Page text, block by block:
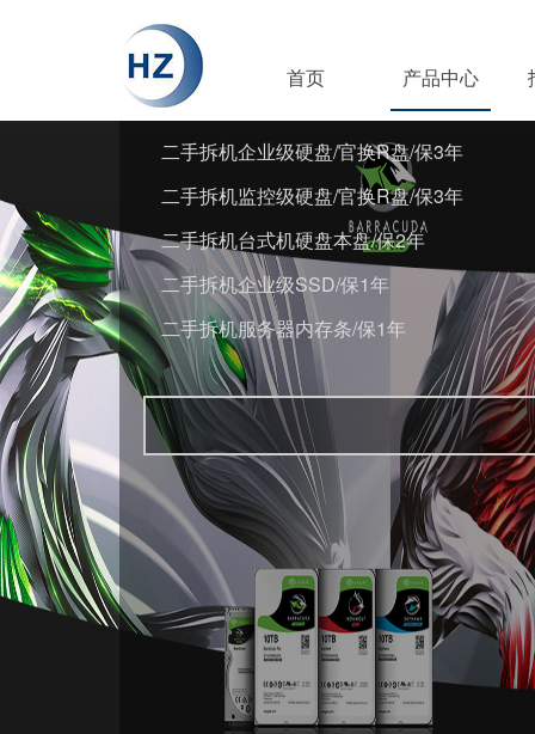
首页 产品中心
二手拆机企业级硬盘/官换R盘/保3年
二手拆机监控级硬盘/官换R盘/保3年
二手拆机台式机硬盘本盘/保2年
二手拆机企业级SSD/保1年
二手拆机服务器内存条/保1年